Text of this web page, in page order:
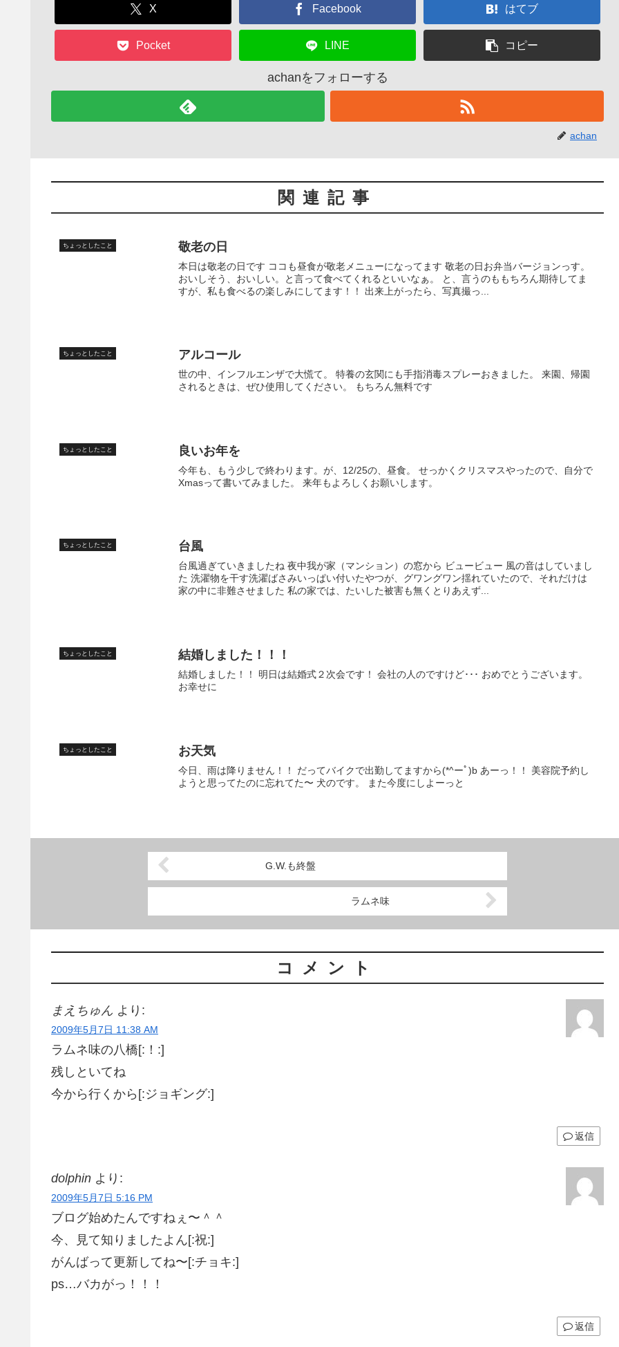
k
X Facebook はてブ
Pocket LINE コピー
achanをフォローする
achan
関連記事
ちょっとしたこと 敬老の日
本日は敬老の日です ココも昼食が敬老メニューになってます 敬老の日お弁当バージョンっす。
おいしそう、おいしい。と言って食べてくれるといいなぁ。 と、言うのももちろん期待してま
すが、私も食べるの楽しみにしてます！！ 出来上がったら、写真撮っ...
ちょっとしたこと アルコール
世の中、インフルエンザで大慌て。 特養の玄関にも手指消毒スプレーおきました。 来園、帰園
されるときは、ぜひ使用してください。 もちろん無料です
ちょっとしたこと 良いお年を
今年も、もう少しで終わります。が、12/25の、昼食。 せっかくクリスマスやったので、自分で
Xmasって書いてみました。 来年もよろしくお願いします。
ちょっとしたこと 台風
台風過ぎていきましたね 夜中我が家（マンション）の窓から ビュービュー 風の音はしていまし
た 洗濯物を干す洗濯ばさみいっぱい付いたやつが、グワングワン揺れていたので、それだけは
家の中に非難させました 私の家では、たいした被害も無くとりあえず...
ちょっとしたこと 結婚しました！！！
結婚しました！！ 明日は結婚式２次会です！ 会社の人のですけど･･･ おめでとうございます。
お幸せに
ちょっとしたこと お天気
今日、雨は降りません！！ だってバイクで出勤してますから(*^ーﾟ)b あーっ！！ 美容院予約し
ようと思ってたのに忘れてた〜 犬のです。 また今度にしよーっと
G.W.も終盤
ラムネ味
コメント
まえちゅん より:
2009年5月7日 11:38 AM
ラムネ味の八橋[:！:]
残しといてね
今から行くから[:ジョギング:]
返信
dolphin より:
2009年5月7日 5:16 PM
ブログ始めたんですねぇ〜＾＾
今、見て知りましたよん[:祝:]
がんばって更新してね〜[:チョキ:]
ps…バカがっ！！！
返信